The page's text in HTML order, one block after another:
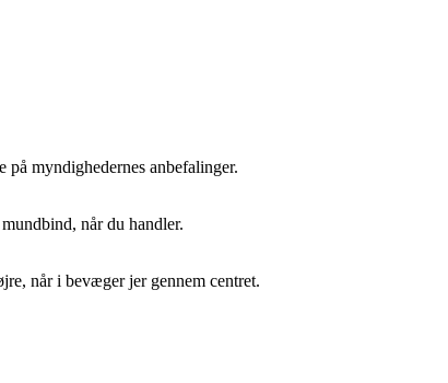
myndighedernes anbefalinger.
når du handler.
når i bevæger jer gennem centret.